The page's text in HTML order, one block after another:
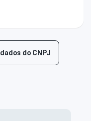
do CNPJ